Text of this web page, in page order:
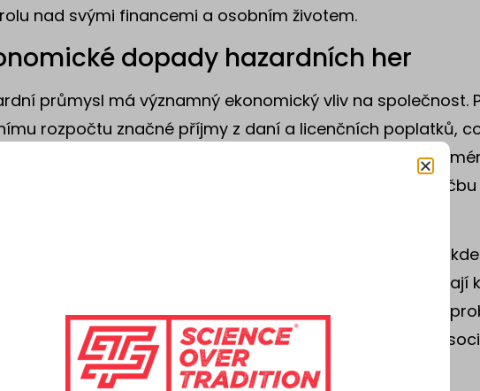
nad svými financemi a osobním životem.
dopady hazardních her
průmysl má významný ekonomický vliv na společnost.
rozpočtu značné příjmy z daní a licenčních poplatků,
veřejné služby, jako je školství a zdravotnictví.
jaké náklady s sebou hazard nese, včetně výdajů na
dopady se také projevují v místních komunitách,
vytvářejí pracovní místa. Tato pracovní místa přispívají
avšak mohou rovněž zvyšovat riziko sociálních
utrácejí více, než si mohou dovolit. Tím se zvyšuje tlak na
organizace, které se snaží pomáhat postiženým.